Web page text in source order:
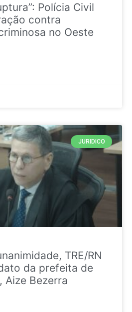
Polícia Civil
contra
no Oeste
JURIDICO
TRE/RN
da prefeita de
Aize Bezerra